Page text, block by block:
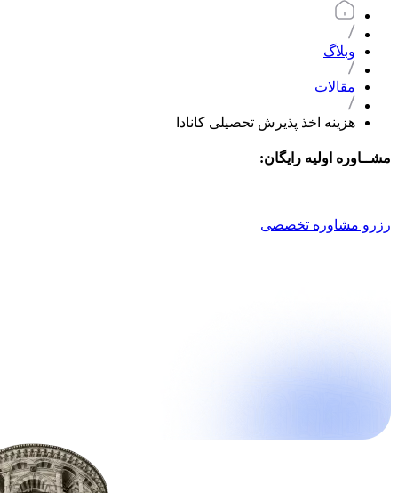
وبلاگ
مقالات
هزینه اخذ پذیرش تحصیلی کانادا
مشــاوره اولیه رایگان:
رزرو مشاوره تخصصی